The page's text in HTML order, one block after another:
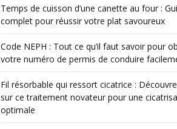
Temps de cuisson d’une canette au four :
complet pour réussir votre plat savoureux
Code NEPH : Tout ce qu’il faut savoir pour
votre numéro de permis de conduire
Fil résorbable qui ressort cicatrice :
sur ce traitement novateur pour une
optimale